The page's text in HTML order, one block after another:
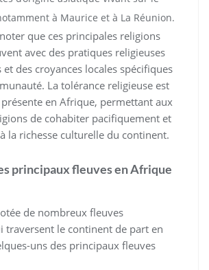
à Maurice et à La Réunion.
que ces principales religions
avec des pratiques religieuses
des croyances locales spécifiques
La tolérance religieuse est
en Afrique, permettant aux
de cohabiter pacifiquement et
la richesse culturelle du continent.
principaux fleuves en Afrique
de nombreux fleuves
traversent le continent de part en
uns des principaux fleuves